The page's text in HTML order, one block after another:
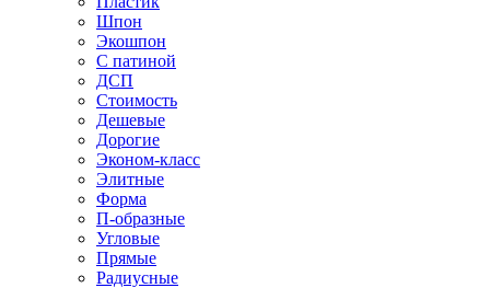
Шпон
Экошпон
С патиной
ДСП
Стоимость
Дешевые
Дорогие
Эконом-класс
Элитные
Форма
П-образные
Угловые
Прямые
Радиусные